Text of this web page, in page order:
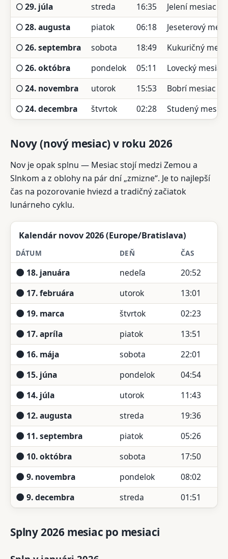
🌕 29. júla
streda 16:35
Jelení mesiac
🌕 28. augusta
piatok 06:18
Jeseterový
🌕 26. septembra
sobota 18:49
Kukuričný
🌕 26. októbra
pondelok 05:11
Lovecký mesiac
🌕 24. novembra
utorok 15:53
Bobrí mesiac
🌕 24. decembra
štvrtok 02:28 Studený mesiac
Novy (nový mesiac) v roku 2026
Nov je opak splnu — Mesiac stojí medzi Zemou a
Slnkom a z oblohy na pár dní „zmizne“. Je to najlepší
čas na pozorovanie hviezd a tradičný začiatok
lunárneho cyklu.
Kalendár novov 2026 (Europe/Bratislava)
DÁTUM DEŇ ČAS
🌑 18. januára nedeľa
20:52
🌑 17. februára
utorok
13:01
🌑 19. marca
štvrtok
02:23
🌑 17. apríla
piatok
13:51
🌑 16. mája
sobota
22:01
🌑 15. júna
pondelok
04:54
🌑 14. júla
utorok
11:43
🌑 12. augusta
streda
19:36
🌑 11. septembra
piatok
05:26
🌑 10. októbra
sobota
17:50
🌑 9. novembra
pondelok
08:02
🌑 9. decembra
streda 01:51
Splny 2026 mesiac po mesiaci